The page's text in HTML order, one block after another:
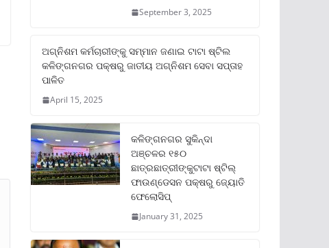
September 3, 2025
ଅଗ୍ନିଶମ କର୍ମଚାରୀଙ୍କୁ ସମ୍ମାନ ଜଣାଇ ଟାଟା ଷ୍ଟିଲ
କଳିଙ୍ଗନଗର ପକ୍ଷରୁ ଜାତୀୟ ଅଗ୍ନିଶମ ସେବା ସପ୍ତାହ
ପାଳିତ
April 15, 2025
କଳିଙ୍ଗନଗର ସୁକିନ୍ଦା
ଅଞ୍ଚଳର ୧୫୦
ଛାତ୍ରଛାତ୍ରୀଙ୍କୁଟାଟା ଷ୍ଟିଲ୍
ଫାଉଣ୍ଡେସନ ପକ୍ଷରୁ ଜ୍ୟୋତି
ଫେଲୋସିପ୍‌
January 31, 2025